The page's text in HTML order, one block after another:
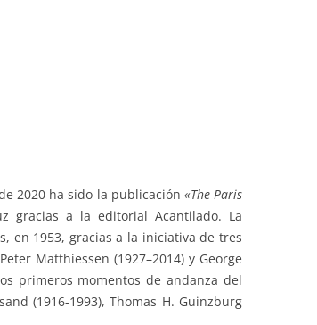
2020 ha sido la publicación «The Paris
gracias a la editorial Acantilado. La
en 1953, gracias a la iniciativa de tres
Matthiessen (1927–2014) y George
primeros momentos de andanza del
(1916-1993), Thomas H. Guinzburg